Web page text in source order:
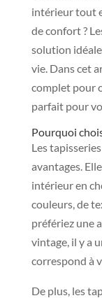
intérieur tout
de confort ?
solution
vie. Dans cet
complet pour
parfait pour
Pourquoi
Les
avantages.
intérieur en
couleurs, de
préfériez une
vintage, il y a
correspond à
De plus, les